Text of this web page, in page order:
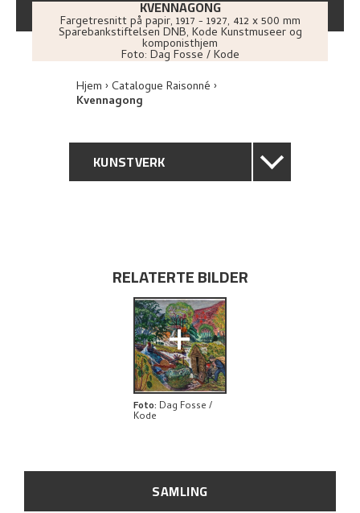
KVENNAGONG
Fargetresnitt på papir, 1917 - 1927, 412 x 500 mm
Sparebankstiftelsen DNB, Kode Kunstmuseer og
komponisthjem
Foto: Dag Fosse / Kode
Hjem Catalogue Raisonné
Kvennagong
KUNSTVERK
PROVENIENS
UTSTILLINGSHISTORIE
BIBLIOGRAFI
UTFORSK
SAMLING
RELATERTE BILDER
+
Foto: Dag Fosse /
Kode